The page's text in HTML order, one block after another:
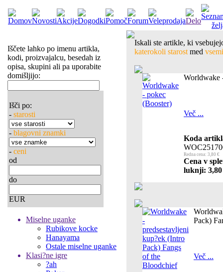
Iščete lahko po imenu artikla,
kodi, proizvajalcu, besedah iz
opisa, skupini ali pa uporabite
domišljijo:
Išči po:
- starosti
- blagovni znamki
- ceni
od
do
EUR
Miselne uganke
Rubikove kocke
Hanayama
Ostale miselne uganke
Klasi?ne igre
?ah
Iskali ste artikle, ki
katerokoli starost med
Worldwake
Več ...
Koda
Redna cena: 3,80 €
Cena v
luknji: 3,80
Pack)
Več ...